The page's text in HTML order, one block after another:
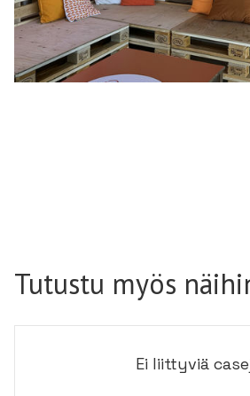
Tutustu myös
Ei liittyviä